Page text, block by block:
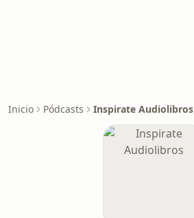
Inicio Pódcasts Inspirate Audiolibros